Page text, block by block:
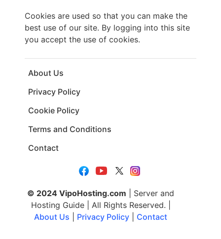
Cookies are used so that you can make the
best use of our site. By logging into this site
you accept the use of cookies.
About Us
Privacy Policy
Cookie Policy
Terms and Conditions
Contact
© 2024 VipoHosting.com | Server and
Hosting Guide | All Rights Reserved. |
About Us
Privacy Policy Contact